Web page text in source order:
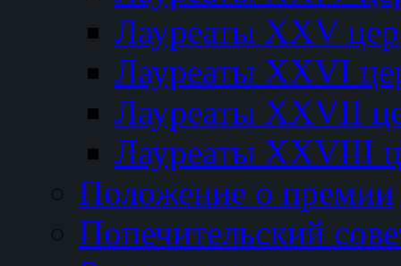
Лауреаты XXV
Лауреаты XXVI
Лауреаты XXVII
Лауреаты XXVIII
Положение о премии
Попечительский